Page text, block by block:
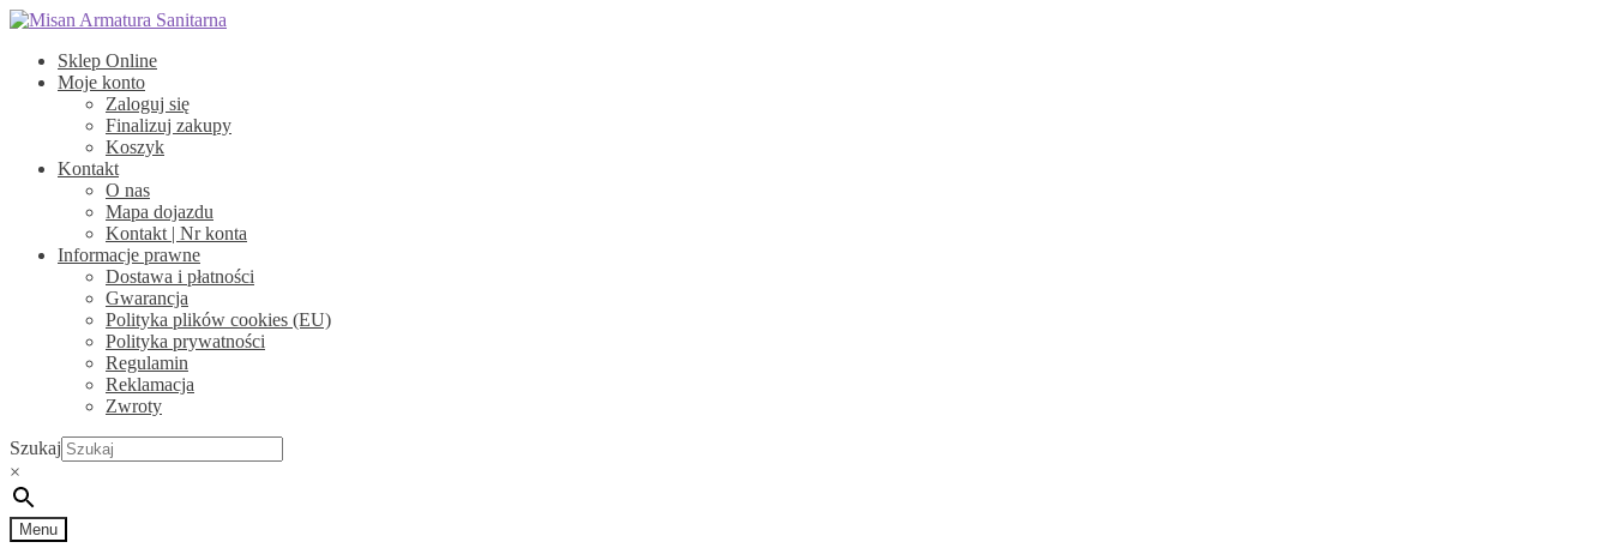
Przejdź
nawigacji
Przejdź
treści
Sklep Online
Moje konto
Zaloguj się
Finalizuj zakupy
Koszyk
Kontakt
O nas
Mapa dojazdu
Kontakt | Nr konta
Informacje prawne
Dostawa i płatności
Gwarancja
Polityka plików cookies (EU)
Polityka prywatności
Regulamin
Reklamacja
Zwroty
Szukaj
×
Menu